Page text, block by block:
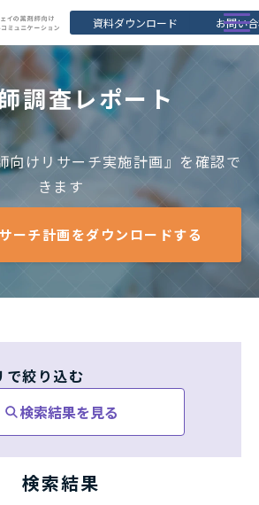
資料ダウンロード お問い
アスヤク
選ばれる理由
薬剤師調査レポート
セミナー
薬剤師の方はこちら
調査レポート
向けリサーチ実施計画』を確認で
きます
ーチ計画をダウンロードする
で絞り込む
検索結果を見る
検索結果